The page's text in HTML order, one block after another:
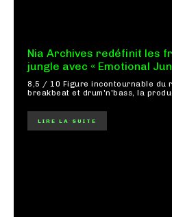
Nia Archives redéfinit les
jungle avec « Emotional
8,5 / 10 Figure incontournable du renouveau de la scène
breakbeat et drum'n'bass, la
LIRE LA SUITE